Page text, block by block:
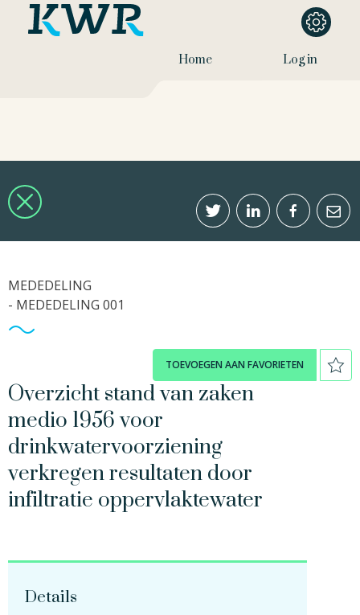
Home Log in
MEDEDELING
- MEDEDELING 001
TOEVOEGEN AAN FAVORIETEN
Overzicht stand van zaken
medio 1956 voor
drinkwatervoorziening
verkregen resultaten door
infiltratie oppervlaktewater
Details